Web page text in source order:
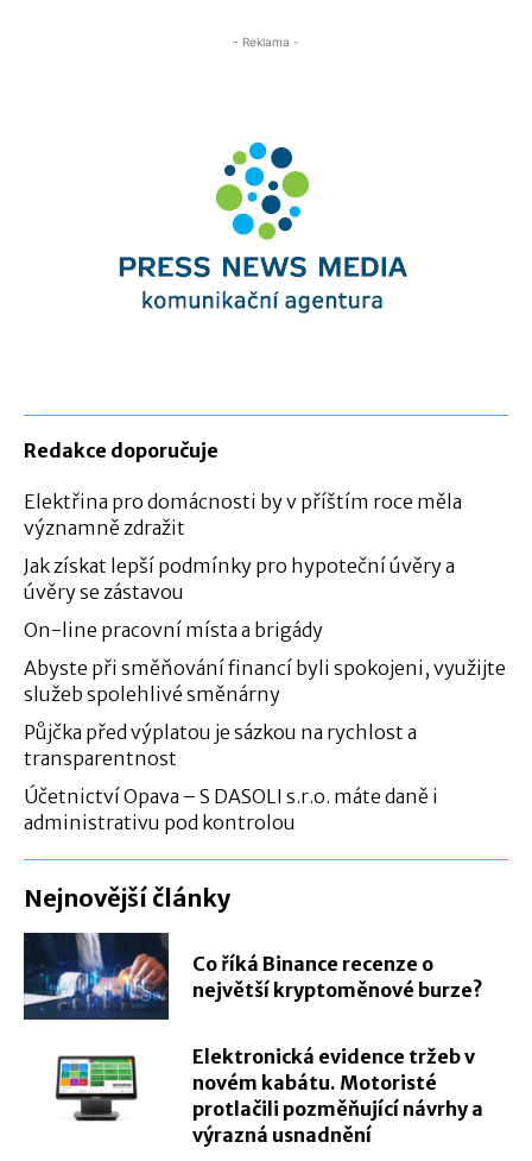
- Reklama -
Redakce doporučuje
Elektřina pro domácnosti by v příštím roce měla
významně zdražit
Jak získat lepší podmínky pro hypoteční úvěry a
úvěry se zástavou
On-line pracovní místa a brigády
Abyste při směňování financí byli spokojeni, využijte
služeb spolehlivé směnárny
Půjčka před výplatou je sázkou na rychlost a
transparentnost
Účetnictví Opava – S DASOLI s.r.o. máte daně i
administrativu pod kontrolou
Nejnovější články
Co říká Binance recenze o
největší kryptoměnové burze?
Elektronická evidence tržeb v
novém kabátu. Motoristé
protlačili pozměňující návrhy a
výrazná usnadnění